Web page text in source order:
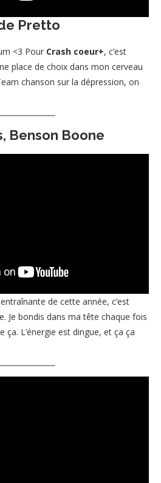
Pretto
<3 Pour Crash coeur+, c’est
place de choix dans mon cerveau
chanson sur la dépression, on
Benson Boone
de cette année, c’est
Je bondis dans ma tête chaque fois
ça. L’énergie est dingue, et ça ça